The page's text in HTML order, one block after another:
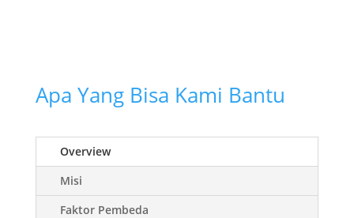
Apa Yang Bisa Kami Bantu
Overview
Misi
Faktor Pembeda